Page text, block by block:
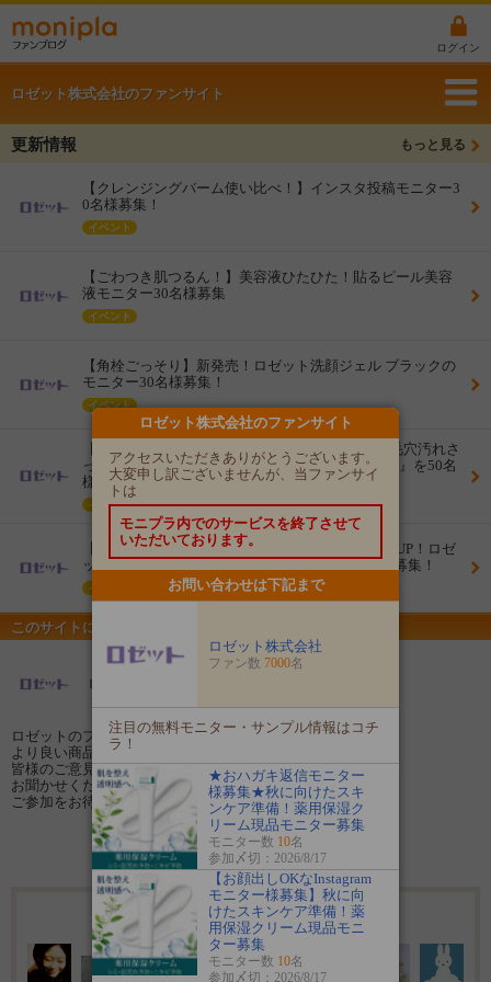
ログイン
ロゼット株式会社のファンサイト
更新情報 もっと見る
【クレンジングバーム使い比べ！】インスタ投稿モニター3
0名様募集！
イベント
【ごわつき肌つるん！】美容液ひたひた！貼るピール美容
液モニター30名様募集
イベント
【角栓ごっそり】新発売！ロゼット洗顔ジェル ブラックの
モニター30名様募集！
イベント
【洗顔迷子の混合肌さんに】濃密泡でうるおい×毛穴汚れさ
っぱり『ロゼット洗顔サボン スムースウォッシュ』を50名
様にお届け！
イベント
【新商品】つるつる角質ケアマスクでメイクのりUP！ロゼ
ットゴマージュ ピールマスクのモニター100名様募集！
イベント
このサイトについて
ロゼット株式会社のファンサイト
ロゼットのファンサイトへようこそ！
より良い商品開発や情報発信のために、
皆様のご意見やご感想を
お聞かせください☆
ご参加をお待ちしております♪
ファン登録する
7000名のファンが登録しています
ロゼット株式会社のファンサイト
アクセスいただきありがとうございます。
大変申し訳ございませんが、当ファンサイ
トは
モニプラ内でのサービスを終了させて
いただいております。
お問い合わせは下記まで
ロゼット株式会社
ファン数 7000名
注目の無料モニター・サンプル情報はコチ
ラ！
★おハガキ返信モニター
様募集★秋に向けたスキ
ンケア準備！薬用保湿ク
リーム現品モニター募集
モニター数 10名
参加〆切：2026/8/17
【お顔出しOKなInstagram
モニター様募集】秋に向
けたスキンケア準備！薬
用保湿クリーム現品モニ
ター募集
モニター数 10名
参加〆切：2026/8/17